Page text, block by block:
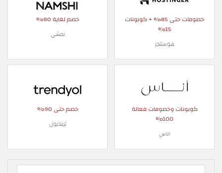
خصومات حتى 85% + كوبونات
15%
هوستنجر
خصم لغاية 80%
نمشي
كوبونات وخصومات فعالة
100%
اناس
خصم حتى 90%
ترينديول